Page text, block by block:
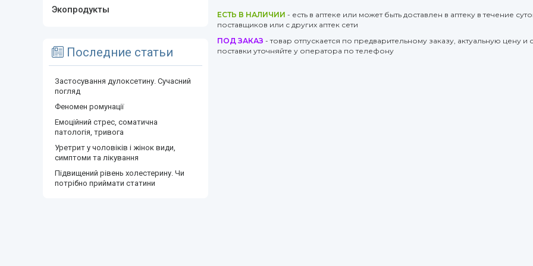
Экопродукты
Последние статьи
Застосування дулоксетину. Сучасний
погляд
Феномен ромунації
Емоційний стрес, соматична
патологія, тривога
Уретрит у чоловіків і жінок види,
симптоми та лікування
Підвищений рівень холестерину. Чи
потрібно приймати статини
ЕСТЬ В НАЛИЧИИ - есть в аптеке или может быть доставлен в аптеку в течение
поставщиков или с других аптек сети
ПОД ЗАКАЗ - товар отпускается по предварительному заказу, актуальную цену и
поставки уточняйте у оператора по телефону